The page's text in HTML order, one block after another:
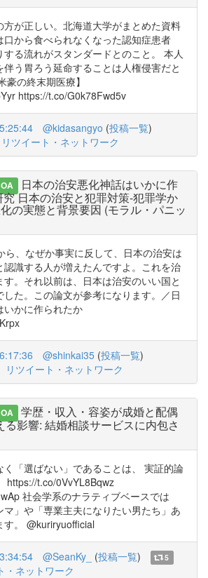
が正しい。北海道大学がまとめた資料
口から食べられなくなった認知症患者
る流れがスタンダードとのこと。 本人
う胃ろう延命することは人権侵害だと
豪の終末期医療】
https://t.co/G0k78Fwd5v
@kidasangyo (投稿一覧)
リツイート・ネットワーク
OA
日本の治安悪化神話はいかに作
究 日本の治安と犯罪対策-犯罪学か
の実態と背景要因 (モラル・パニッ
ら、なぜか事実に反して、日本の治安は
識する人が増えたんですよ。これを治
。それ以前は、日本は治安のいい国と
た。この論文が参考になります。／日
いかに作られたか
@shinkai35 (投稿一覧)
リツイート・ネットワーク
OA
学歴・収入・容姿が成婚と配偶
影響: 結婚相談サービスに内包さ
く「選ばない」であることは、 実証的論
https://t.co/0VvYL8Bqwz
社会学系のナラティブベースでは
マ」や「専業主夫になりたい男たち」あ
す。 @kuriryuofficial
@SeanKy_ (投稿一覧)
5
・ネットワーク